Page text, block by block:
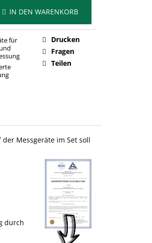
IN DEN WARENKORB
für
Drucken
Fragen
Teilen
Messgeräte im Set soll
durch